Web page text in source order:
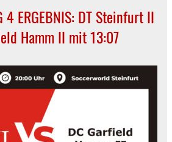
4 ERGEBNIS: DT Steinfurt II
Hamm II mit 13:07